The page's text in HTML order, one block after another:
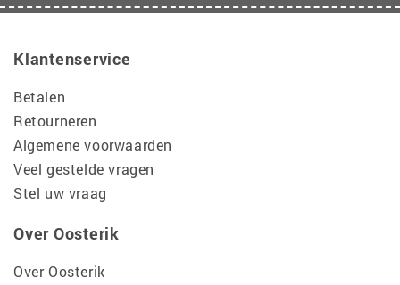
Klantenservice
Betalen
Retourneren
Algemene voorwaarden
Veel gestelde vragen
Stel uw vraag
Over Oosterik
Over Oosterik